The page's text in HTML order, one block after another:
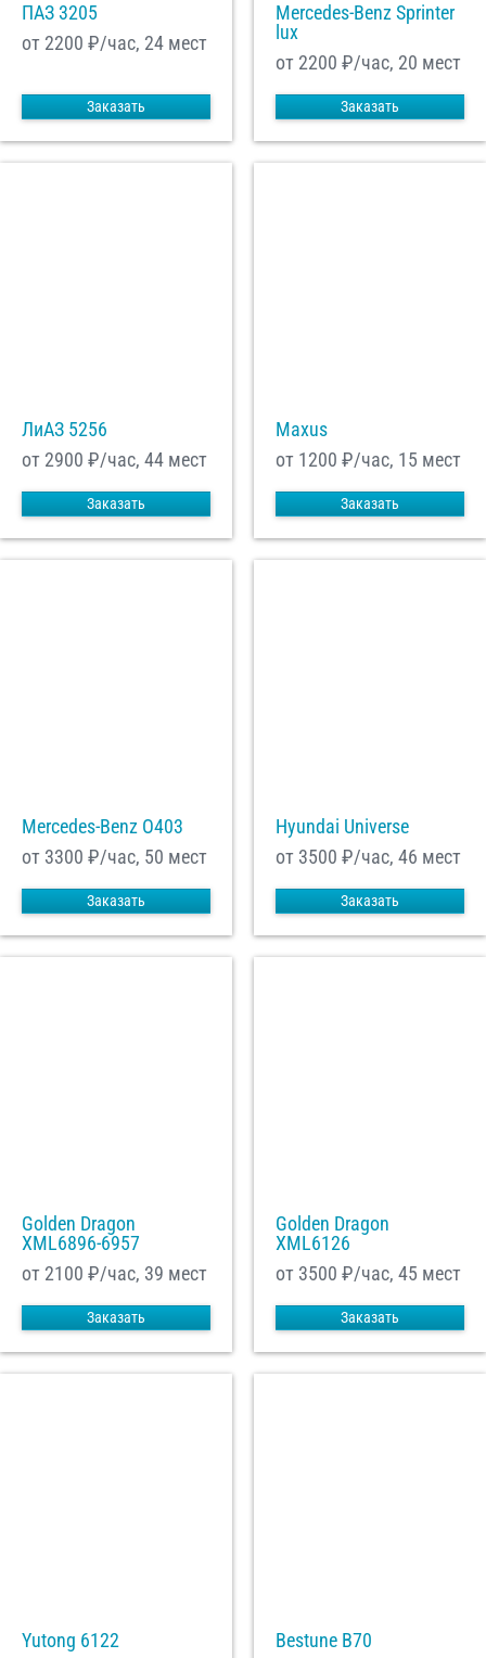
ПАЗ 3205
от 2200 ₽/час, 24 мест
Заказать
Mercedes-Benz Sprinter
lux
от 2200 ₽/час, 20 мест
Заказать
ЛиАЗ 5256
от 2900 ₽/час, 44 мест
Заказать
Maxus
от 1200 ₽/час, 15 мест
Заказать
Mercedes-Benz О403
от 3300 ₽/час, 50 мест
Заказать
Hyundai Universe
от 3500 ₽/час, 46 мест
Заказать
Golden Dragon
XML6896-6957
от 2100 ₽/час, 39 мест
Заказать
Golden Dragon
XML6126
от 3500 ₽/час, 45 мест
Заказать
Yutong 6122 Bestune B70